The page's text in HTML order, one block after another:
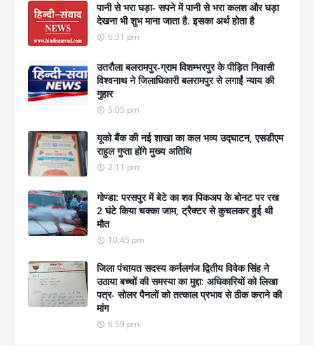
पानी से भरा घड़ा- सपने में पानी से भरा कलश और घड़ा
देखना भी शुभ माना जाता है. इसका अर्थ होता है
6:31 pm
उतरौला बलरामपुर-ग्राम विशम्भरपुर के पीड़ित निवासी
विश्वनाथ ने जिलाधिकारी बलरामपुर से लगाईं न्याय की
गुहार
5:05 pm
यूको बैंक की नई शाखा का कल भव्य उद्घाटन, एसडीएम
राहुल गुप्ता होंगे मुख्य अतिथि
2:11 pm
गोण्डा: परसपुर में बेटे का शव पिकअप के बोनट पर रख
2 घंटे किया चक्का जाम, ट्रैक्टर से कुचलकर हुई थी
मौत
10:45 pm
जिला पंचायत सदस्य कर्नलगंज द्वितीय विवेक सिंह ने
उठाया बच्चों की समस्या का मुद्दा: अधिकारियों को लिखा
पत्र- सोलर पैनलों को तत्काल प्रभाव से ठीक कराने की
मांग
6:59 pm